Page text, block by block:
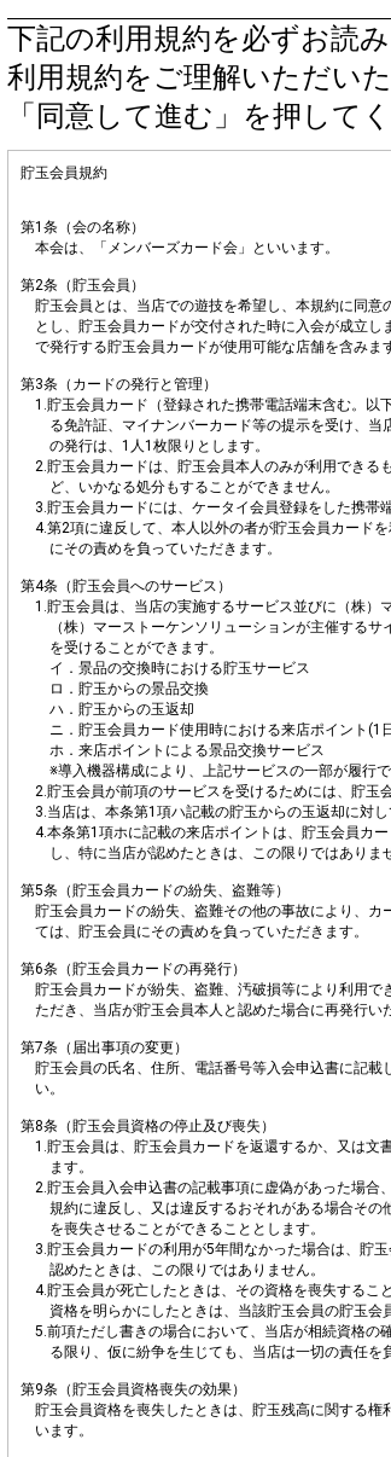
下記の利用規約を必ずお読み
利用規約をご理解いただいた
「同意して進む」を押して
貯玉会員規約
第1条（会の名称）
本会は、「メンバーズカード会」といいます。
第2条（貯玉会員）
貯玉会員とは、当店での遊技を希望し、本規約に同
とし、貯玉会員カードが交付された時に入会が成立
で発行する貯玉会員カードが使用可能な店舗を含みま
第3条（カードの発行と管理）
1.貯玉会員カード（登録された携帯電話端末含む。以
る免許証、マイナンバーカード等の提示を受け、
の発行は、1人1枚限りとします。
2.貯玉会員カードは、貯玉会員本人のみが利用できる
ど、いかなる処分もすることができません。
3.貯玉会員カードには、ケータイ会員登録をした携帯
4.第2項に違反して、本人以外の者が貯玉会員カード
にその責めを負っていただきます。
第4条（貯玉会員へのサービス）
1.貯玉会員は、当店の実施するサービス並びに（株）
（株）マーストーケンソリューションが主催する
を受けることができます。
イ．景品の交換時における貯玉サービス
ロ．貯玉からの景品交換
ハ．貯玉からの玉返却
ニ．貯玉会員カード使用時における来店ポイント(1
ホ．来店ポイントによる景品交換サービス
※導入機器構成により、上記サービスの一部が履行
2.貯玉会員が前項のサービスを受けるためには、貯玉
3.当店は、本条第1項ハ記載の貯玉からの玉返却に対
4.本条第1項ホに記載の来店ポイントは、貯玉会員カ
し、特に当店が認めたときは、この限りではありま
第5条（貯玉会員カードの紛失、盗難等）
貯玉会員カードの紛失、盗難その他の事故により、
ては、貯玉会員にその責めを負っていただきます。
第6条（貯玉会員カードの再発行）
貯玉会員カードが紛失、盗難、汚破損等により利用
ただき、当店が貯玉会員本人と認めた場合に再発行い
第7条（届出事項の変更）
貯玉会員の氏名、住所、電話番号等入会申込書に記
い。
第8条（貯玉会員資格の停止及び喪失）
1.貯玉会員は、貯玉会員カードを返還するか、又は文
ます。
2.貯玉会員入会申込書の記載事項に虚偽があった場合
規約に違反し、又は違反するおそれがある場合そ
を喪失させることができることとします。
3.貯玉会員カードの利用が5年間なかった場合は、貯
認めたときは、この限りではありません。
4.貯玉会員が死亡したときは、その資格を喪失するこ
資格を明らかにしたときは、当該貯玉会員の貯玉会
5.前項ただし書きの場合において、当店が相続資格の
る限り、仮に紛争を生じても、当店は一切の責任を
第9条（貯玉会員資格喪失の効果）
貯玉会員資格を喪失したときは、貯玉残高に関する
います。